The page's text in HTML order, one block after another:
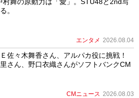
村舞の原動力は「愛」。STU48と2nd写
。
エンタメ 2026.08.04
佐々木舞香さん、アルパカ役に挑戦！
さん、野口衣織さんがソフトバンクCM
CMニュース 2026.08.03